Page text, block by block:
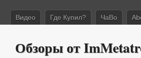
Видео Где Купил? ЧаВо
Обзоры от